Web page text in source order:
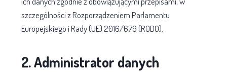
szczególności z Rozporządzeniem Parlamentu
Europejskiego i Rady (UE) 2016/679 (RODO).
2. Administrator danych